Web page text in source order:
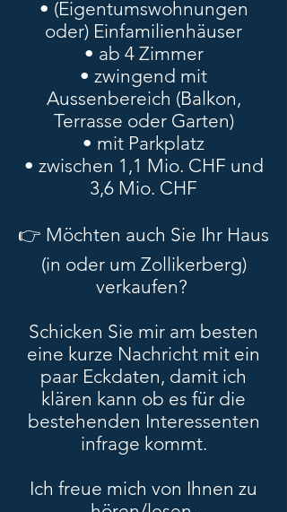
• (Eigentumswohnungen
oder) Einfamilienhäuser
• ab 4 Zimmer
• zwingend mit
Aussenbereich (Balkon,
Terrasse oder Garten)
• mit Parkplatz
• zwischen 1,1 Mio. CHF und
3,6 Mio. CHF
👉 Möchten auch Sie Ihr Haus
(in oder um Zollikerberg)
verkaufen?
Schicken Sie mir am besten
eine kurze Nachricht mit ein
paar Eckdaten, damit ich
klären kann ob es für die
bestehenden Interessenten
infrage kommt.
Ich freue mich von Ihnen zu